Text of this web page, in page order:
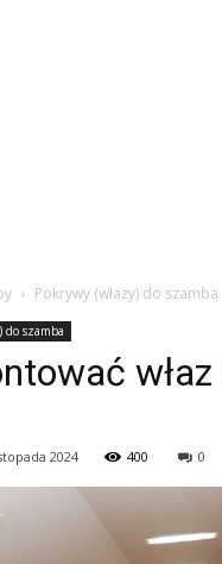
Pokrywy (włazy) do szamba
do szamba
właz
2024 400 0